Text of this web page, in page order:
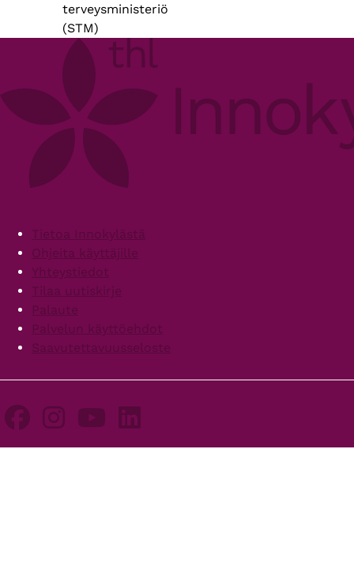
terveysministeriö
(STM)
FooterTietoa Innokylästä
Ohjeita käyttäjille
Yhteystiedot
Tilaa uutiskirje
Palaute
Palvelun käyttöehdot
Saavutettavuusseloste